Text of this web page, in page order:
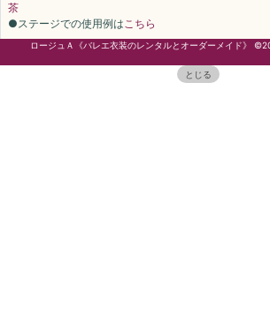
茶
●ステージでの使用例はこちら
ロージュＡ《バレエ衣装のレンタルとオーダーメイド》
とじる